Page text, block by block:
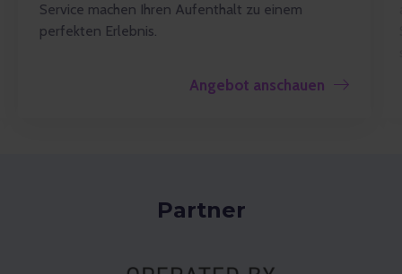
Service machen Ihren Aufenthalt zu einem
perfekten Erlebnis.
Angebot anschauen
Partner